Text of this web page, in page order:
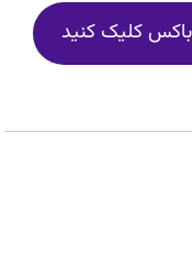
کلیک کنید